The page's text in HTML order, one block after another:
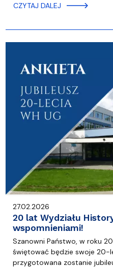
CZYTAJ DALEJ
27.02.2026
20 lat Wydziału
wspomnieniami!
Szanowni Państwo, w roku
świętować będzie swoje 20-
przygotowana zostanie